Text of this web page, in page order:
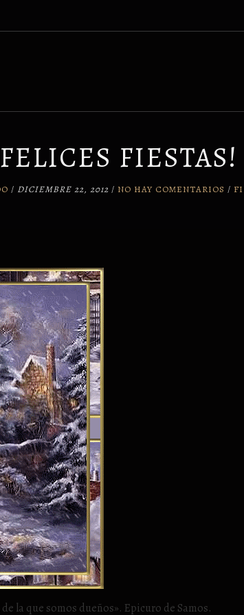
FIESTAS!
/ DICIEMBRE 22, 2012 / NO HAY COMENTARIOS /
la que somos dueños». Epicuro de Samos.